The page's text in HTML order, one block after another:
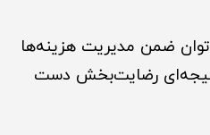
ضمن مدیریت هزینه‌ها
رضایت‌بخش دست